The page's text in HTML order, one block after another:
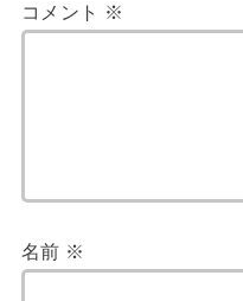
コメント ※
名前 ※